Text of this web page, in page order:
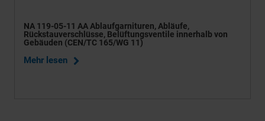
NA 119-05-11 AA Ablaufgarnituren, Abläufe,
Rückstauverschlüsse, Belüftungsventile innerhalb von
Gebäuden (CEN/TC 165/WG 11)
Mehr lesen